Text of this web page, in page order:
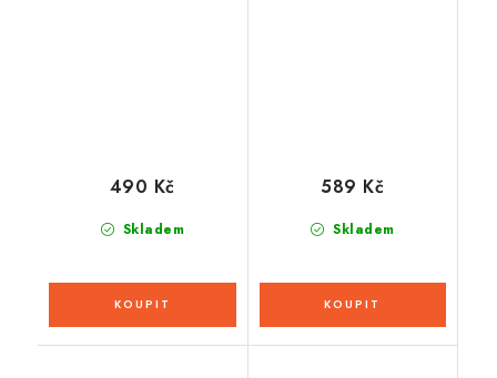
Skladem
490 Kč
Skladem
589 Kč